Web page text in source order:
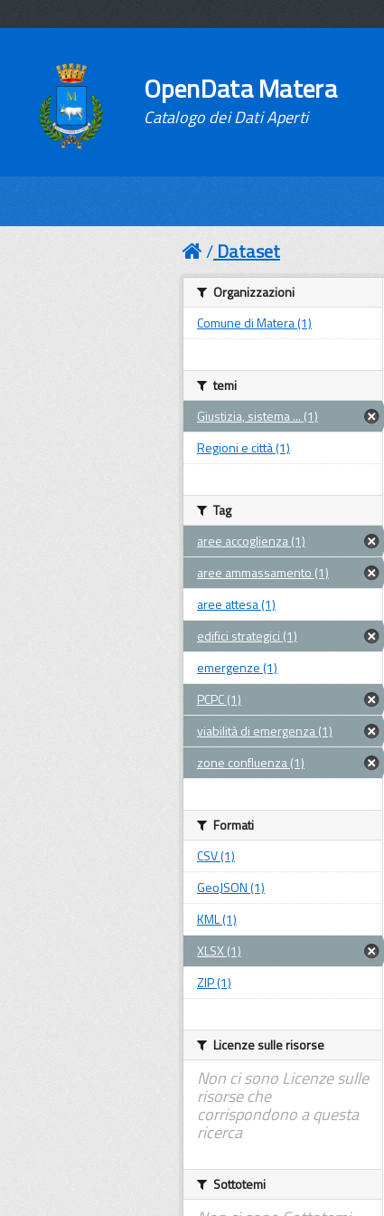
OpenData Matera
Catalogo dei Dati Aperti
Dataset
Organizzazioni
Comune di Matera (1)
temi
Giustizia, sistema ... (1)
Regioni e città (1)
Tag
aree accoglienza (1)
aree ammassamento (1)
aree attesa (1)
edifici strategici (1)
emergenze (1)
PCPC (1)
viabilità di emergenza (1)
zone confluenza (1)
Formati
CSV (1)
GeoJSON (1)
KML (1)
XLSX (1)
ZIP (1)
Licenze sulle risorse
Non ci sono Licenze sulle
risorse che
corrispondono a questa
ricerca
Sottotemi